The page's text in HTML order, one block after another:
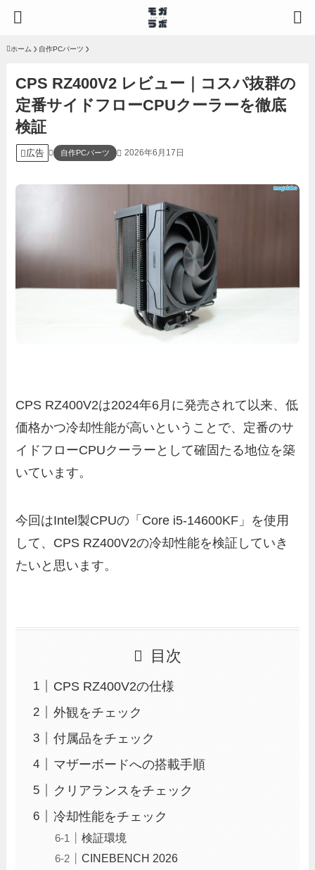
ホーム 自作PCパーツ
CPS RZ400V2 レビュー｜コスパ抜群の
定番サイドフローCPUクーラーを徹底
検証
広告 自作PCパーツ 2026年6月17日
CPS RZ400V2は2024年6月に発売されて以来、低
価格かつ冷却性能が高いということで、定番のサ
イドフローCPUクーラーとして確固たる地位を築
いています。
今回はIntel製CPUの「Core i5-14600KF」を使用
して、CPS RZ400V2の冷却性能を検証していき
たいと思います。
目次
CPS RZ400V2の仕様
外観をチェック
付属品をチェック
マザーボードへの搭載手順
クリアランスをチェック
冷却性能をチェック
検証環境
CINEBENCH 2026